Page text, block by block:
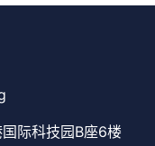
际科技园B座6楼